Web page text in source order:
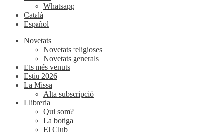
Whatsapp
Català
Español
Novetats
Novetats religioses
Novetats generals
Els més venuts
Estiu 2026
La Missa
Alta subscripció
Llibreria
Qui som?
La botiga
El Club